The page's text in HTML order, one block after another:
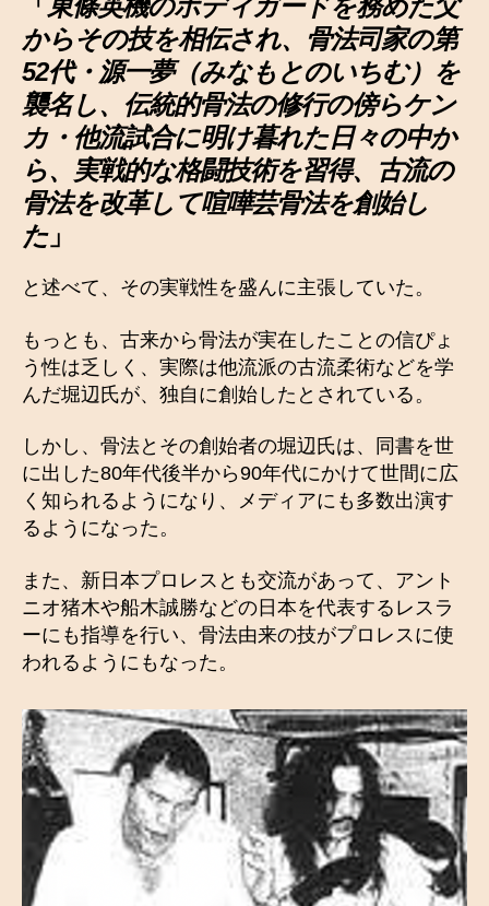
「 東條英機のボディガードを務めた父
からその技を相伝され、骨法司家の第
52代・源一夢（みなもとのいちむ）を
襲名し、伝統的骨法の修行の傍らケン
カ・他流試合に明け暮れた日々の中か
ら、実戦的な格闘技術を習得、古流の
骨法を改革して喧嘩芸骨法を創始し
た」
と述べて、その実戦性を盛んに主張していた。
もっとも、古来から骨法が実在したことの信ぴょ
う性は乏しく、実際は他流派の古流柔術などを学
んだ堀辺氏が、独自に創始したとされている。
しかし、骨法とその創始者の堀辺氏は、同書を世
に出した80年代後半から90年代にかけて世間に広
く知られるようになり、メディアにも多数出演す
るようになった。
また、新日本プロレスとも交流があって、アント
ニオ猪木や船木誠勝などの日本を代表するレスラ
ーにも指導を行い、骨法由来の技がプロレスに使
われるようにもなった。